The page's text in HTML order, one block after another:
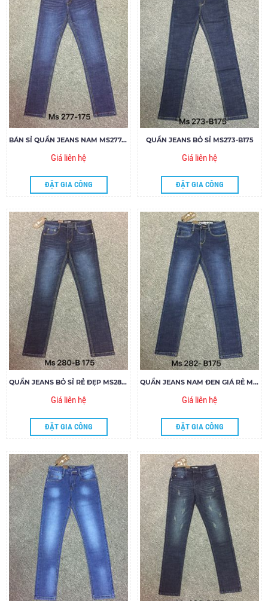
BÁN SỈ QUẦN JEANS NAM MS277-F175
Giá liên hệ
ĐẶT GIA CÔNG
QUẦN JEANS BỎ SỈ MS273-B175
Giá liên hệ
ĐẶT GIA CÔNG
QUẦN JEANS BỎ SỈ RẺ ĐẸP MS280-B175
Giá liên hệ
ĐẶT GIA CÔNG
QUẦN JEANS NAM ĐEN GIÁ RẺ MS282-B175
Giá liên hệ
ĐẶT GIA CÔNG